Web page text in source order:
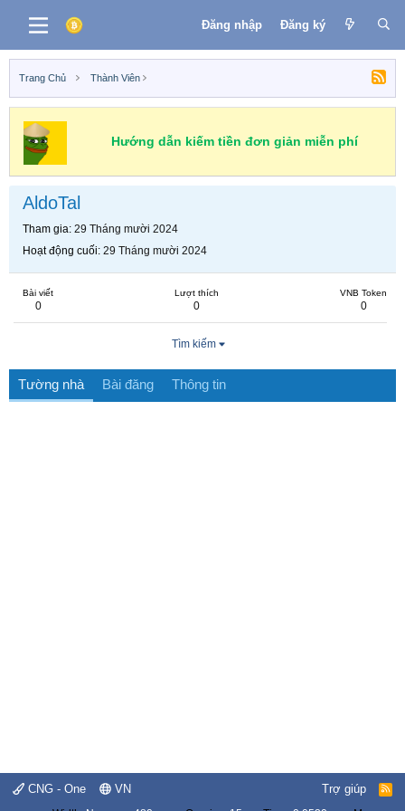
Đăng nhập Đăng ký
Trang Chủ Thành Viên
Hướng dẫn kiếm tiền đơn giản miễn phí
AldoTal
Tham gia 29 Tháng mười 2024
Hoạt động cuối 29 Tháng mười 2024
Bài viết
0
Lượt thích
0
VNB Token
0
Tìm kiếm
Tường nhà Bài đăng Thông tin
CNG - One VN Trợ giúp
R